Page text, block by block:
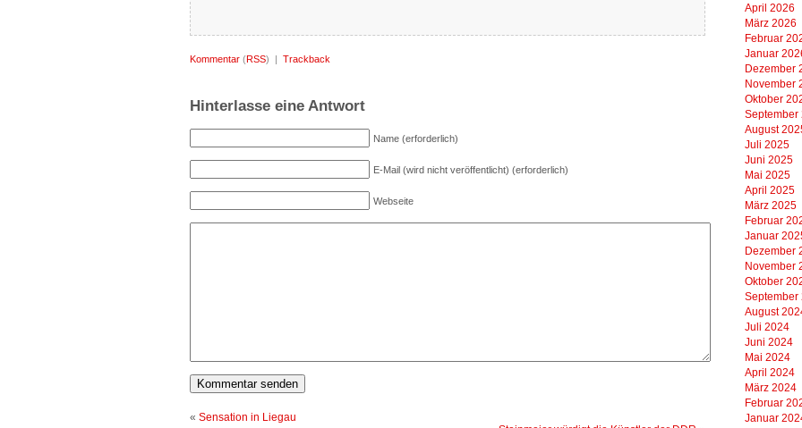
Kommentar (RSS) | Trackback
Hinterlasse eine Antwort
Name (erforderlich)
E-Mail (wird nicht veröffentlicht) (erforderlich)
Webseite
« Sensation in Liegau
April 2026
März 2026
Februar
Januar
Dezember
November
Oktober
September
August
Juli 2025
Juni 2025
Mai 2025
April 2025
März 2025
Februar
Januar
Dezember
November
Oktober
September
August
Juli 2024
Juni 2024
Mai 2024
April 2024
März 2024
Februar
Januar